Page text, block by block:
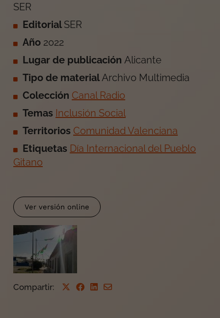
SER
Editorial SER
Año 2022
Lugar de publicación Alicante
Tipo de material Archivo Multimedia
Colección Canal Radio
Temas Inclusión Social
Territorios Comunidad Valenciana
Etiquetas Día Internacional del Pueblo
Gitano
Ver versión online
Compartir: